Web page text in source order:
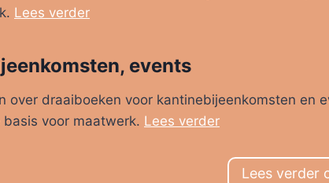
Lees verder
events
over draaiboeken voor kantinebijeenkomsten en
voor maatwerk. Lees verder
Lees verder